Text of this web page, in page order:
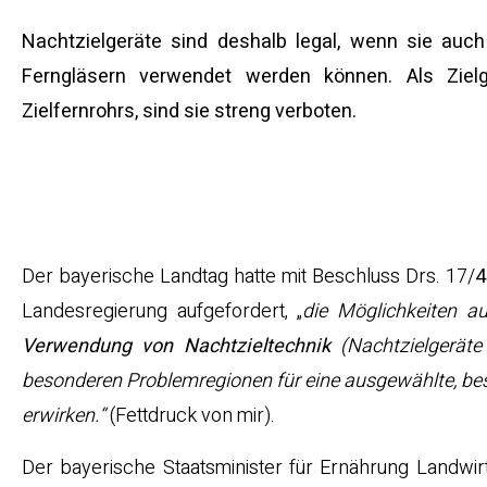
Nachtzielgeräte sind deshalb legal, wenn sie
Ferngläsern verwendet werden können. Als
Zielfernrohrs, sind sie streng verboten.
Der bayerische Landtag hatte mit Beschluss Drs. 17/
Landesregierung aufgefordert, „die Möglichkeiten
Verwendung von Nachtzieltechnik
besonderen Problemregionen für eine ausgewählte,
erwirken.“(Fettdruck von mir).
Der bayerische Staatsminister für Ernährung